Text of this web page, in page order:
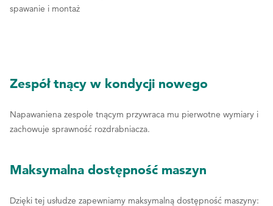
spawanie i montaż
Zespół tnący w kondycji nowego
Napawaniena zespole tnącym przywraca mu pierwotne wymiary i
zachowuje sprawność rozdrabniacza.
Maksymalna dostępność maszyn
Dzięki tej usłudze zapewniamy maksymalną dostępność maszyny: